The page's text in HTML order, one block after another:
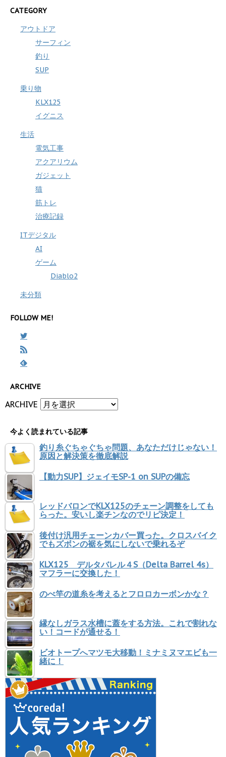
CATEGORY
アウトドア
サーフィン
釣り
SUP
乗り物
KLX125
イグニス
生活
電気工事
アクアリウム
ガジェット
猫
筋トレ
治療記録
ITデジタル
AI
ゲーム
Diablo2
未分類
FOLLOW ME!
ARCHIVE
ARCHIVE
今よく読まれている記事
釣り糸ぐちゃぐちゃ問題、あなただけじゃない！
原因と解決策を徹底解説
【動力SUP】ジェイモSP-1 on SUPの備忘
レッドバロンでKLX125のチェーン調整をしても
らった。安いし楽チンなのでリピ決定！
後付け汎用チェーンカバー買った。クロスバイク
でもズボンの裾を気にしないで乗れるぞ
KLX125 デルタバレル４S（Delta Barrel 4s）
マフラーに交換した！
のべ竿の道糸を考えるとフロロカーボンかな？
縁なしガラス水槽に蓋をする方法。これで割れな
い！コードが通せる！
ビオトープへマツモ大移動！ミナミヌマエビも一
緒に！